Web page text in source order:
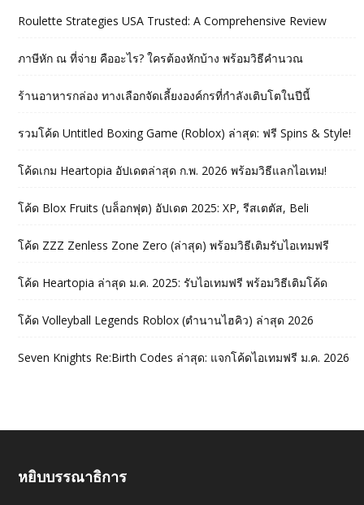
Roulette Strategies USA Trusted: A Comprehensive Review
ภาษีหัก ณ ที่จ่าย คืออะไร? ใครต้องหักบ้าง พร้อมวิธีคำนวณ
ร้านอาหารกล่อง ทางเลือกจัดเลี้ยงองค์กรที่กำลังเติบโตในปีนี้
รวมโค้ด Untitled Boxing Game (Roblox) ล่าสุด: ฟรี Spins & Style!
โค้ดเกม Heartopia อัปเดตล่าสุด ก.พ. 2026 พร้อมวิธีแลกไอเทม!
โค้ด Blox Fruits (บล็อกฟุต) อัปเดต 2025: XP, รีสเตตัส, Beli
โค้ด ZZZ Zenless Zone Zero (ล่าสุด) พร้อมวิธีเติมรับไอเทมฟรี
โค้ด Heartopia ล่าสุด ม.ค. 2025: รับไอเทมฟรี พร้อมวิธีเติมโค้ด
โค้ด Volleyball Legends Roblox (ตำนานไฮคิว) ล่าสุด 2026
Seven Knights Re:Birth Codes ล่าสุด: แจกโค้ดไอเทมฟรี ม.ค. 2026
หยิบบรรณาธิการ